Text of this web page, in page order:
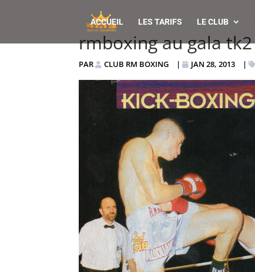
ACCUEIL LES TARIFS LE CLUB
rmboxing au gala tk2
PAR CLUB RM BOXING | JAN 28, 2013 |